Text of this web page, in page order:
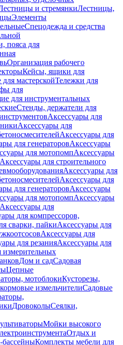
и стремянкиЛестницы,
Элементы
Спецодежда и средства
пояса для
Организация рабочего
Кейсы, ящики для
мастерскойТележки для
для
для инструментальных
Стенды, держатели для
Аксессуары для
Аксессуары для
Аксессуары для
для генераторовАксессуары
для мотопомпАксессуары
Аксессуары для строительного
Аксессуары для
Аксессуары для
для генераторовАксессуары
для мотопомпАксессуары
Аксессуары для
для компрессоров,
сварки, пайкиАксессуары для
Аксессуары для
для резанияАксессуары для
измерительных
Дом и садСадовая
Цепные
мотоблокиКусторезы,
измельчителиСадовые
ДровоколыСеялки,
Мойки высокого
Отдых и
Комплекты мебели для